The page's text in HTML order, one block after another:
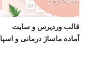
قالب وردپرس و سایت
آماده ماساژ درمانی و اسپا